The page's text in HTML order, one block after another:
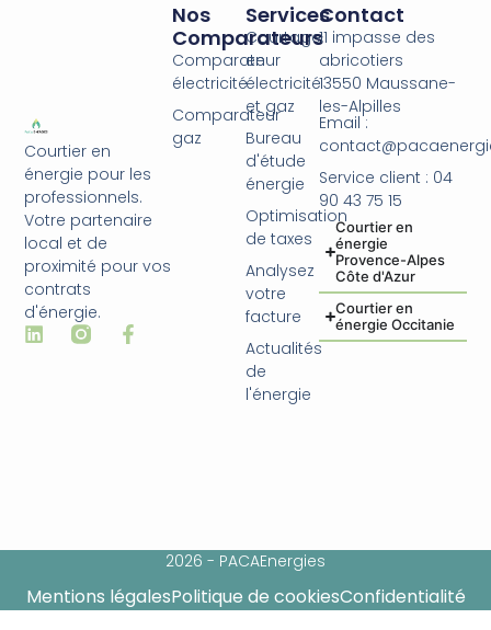
Courtier en
énergie pour les
professionnels.
Votre partenaire
local et de
proximité pour vos
contrats
d'énergie.
Services
Courtage
en
électricité
et gaz
Bureau
d'étude
énergie
Optimisation
de taxes
Analysez
votre
facture
Actualités
de
l'énergie
Nos
Comparateurs
Comparateur
électricité
Comparateur
gaz
Contact
11 impasse des
abricotiers
13550 Maussane-
les-Alpilles
Email :
Service client : 04
90 43 75 15
Courtier en
énergie
Provence-Alpes
Côte d'Azur
Courtier en
énergie Occitanie
2026 - PACAEnergies
Mentions légalesPolitique de cookiesConfidentialité